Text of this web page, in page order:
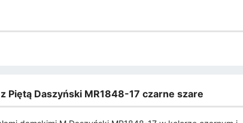
Piętą Daszyński MR1848-17 czarne szare